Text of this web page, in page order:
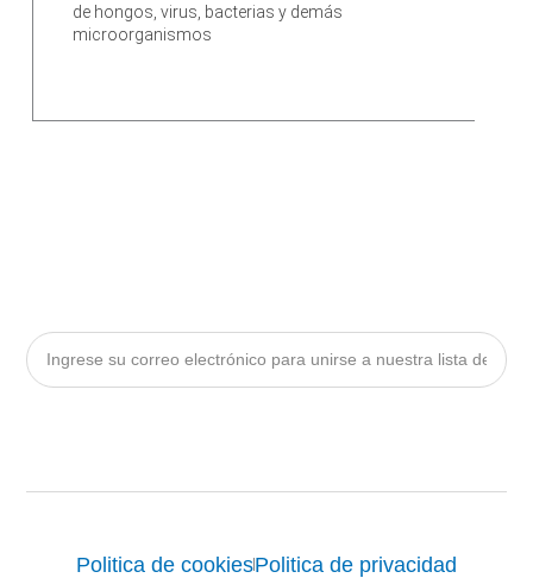
de hongos, virus, bacterias y demás
microorganismos
Email
Politica de cookiesPolitica de privacidad